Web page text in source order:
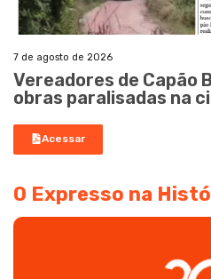
7 de agosto de 2026
Vereadores de Capão
obras paralisadas na
Acessar
O Expresso na